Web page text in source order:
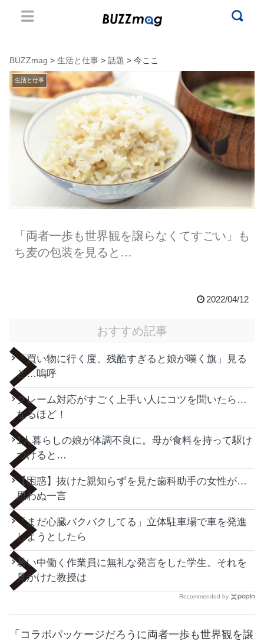
BUZZmag > 生活と仕事 > 話題 > 今ここ
生活と仕事
「両者一歩も世界観を譲らなくてすごい」も
ち麦の包装を見ると…
2022/04/12
おすすめ記事
「買い物に行く度、残酷すぎると娘が嘆く旗」見る
と…嗚呼
クレーム対応がすごく上手い人にコツを聞いたら…
なるほど！
1人暮らしの娘が体調不良に。母が食料を持って駆け
つけると…
【困惑】抜けた親知らずを見た歯科助手の女性が…
思わぬ一言
「まだ心臓バクバクしてる」立体駐車場で車を発進
しようとしたら
暑い中働く作業員に無礼な発言をした学生。それを
見かけた教授は
Recommended by
「コラボパッケージだろうに両者一歩も世界観を譲